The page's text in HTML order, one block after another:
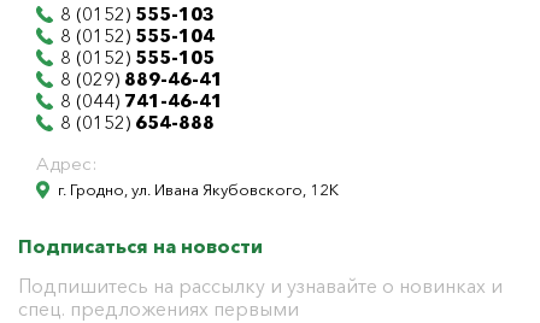
8 (0152) 555-103
8 (0152) 555-104
8 (0152) 555-105
8 (029) 889-46-41
8 (044) 741-46-41
8 (0152) 654-888
Адрес:
г. Гродно, ул. Ивана Якубовского, 12К
Подписаться на новости
Подпишитесь на рассылку и узнавайте о новинках и
спец. предложениях первыми